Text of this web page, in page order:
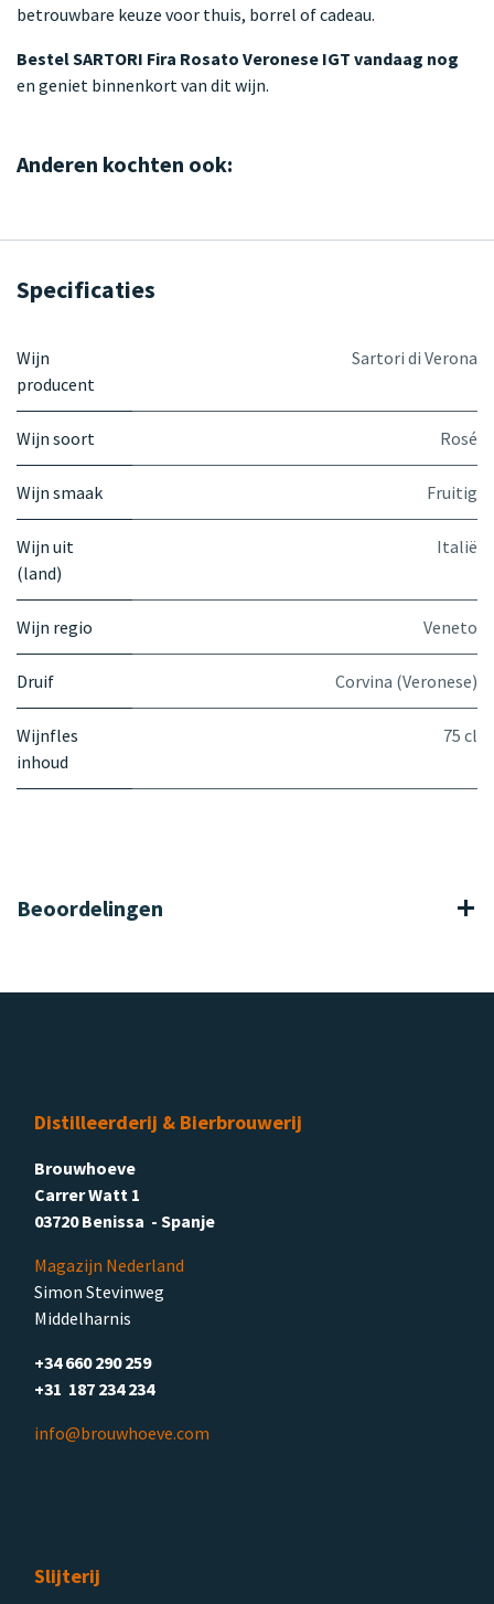
betrouwbare keuze voor thuis, borrel of cadeau.
Bestel SARTORI Fira Rosato Veronese IGT vandaag nog
en geniet binnenkort van dit wijn.
Anderen kochten ook:
Specificaties
Wijn
producent
Sartori di Verona
Wijn soort Rosé
Wijn smaak Fruitig
Wijn uit
(land)
Italië
Wijn regio Veneto
Druif Corvina (Veronese)
Wijnfles
inhoud
75 cl
Beoordelingen
Distilleerderij & Bierbrouwerij
Brouwhoeve
Carrer Watt 1
03720 Benissa - Spanje
Magazijn Nederland
Simon Stevinweg
Middelharnis
+34 660 290 259
+31 187 234 234
info@brouwhoeve.com
Slijterij